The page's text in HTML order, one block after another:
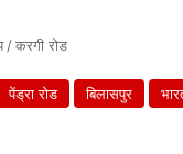
/करगी रोड
पेंड्रा रोड बिलासपुर